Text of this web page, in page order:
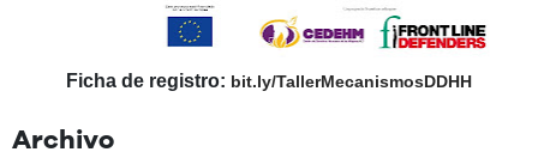
Ficha de registro: bit.ly/TallerMecanismosDDHH
Archivo